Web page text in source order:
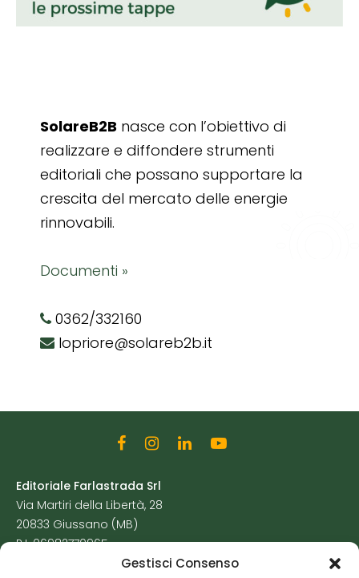
Gestisci Consenso
SolareB2B nasce con l’obiettivo di
realizzare e diffondere strumenti
editoriali che possano supportare la
crescita del mercato delle energie
rinnovabili.
Documenti »
0362/332160
lopriore@solareb2b.it
Editoriale Farlastrada Srl
Via Martiri della Libertà, 28
20833 Giussano (MB)
P.I. 06982770965